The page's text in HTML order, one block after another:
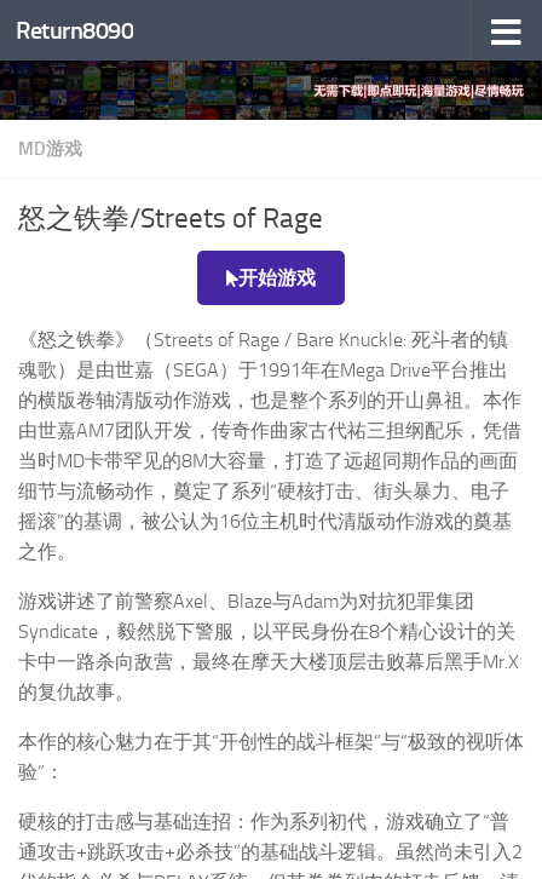
跳至内容
Return8090
MD游戏
怒之铁拳/Streets of Rage
开始游戏
《怒之铁拳》（Streets of Rage / Bare Knuckle: 死斗者的镇
魂歌）是由世嘉（SEGA）于1991年在Mega Drive平台推出
的横版卷轴清版动作游戏，也是整个系列的开山鼻祖。本作
由世嘉AM7团队开发，传奇作曲家古代祐三担纲配乐，凭借
当时MD卡带罕见的8M大容量，打造了远超同期作品的画面
细节与流畅动作，奠定了系列“硬核打击、街头暴力、电子
摇滚”的基调，被公认为16位主机时代清版动作游戏的奠基
之作。
游戏讲述了前警察Axel、Blaze与Adam为对抗犯罪集团
Syndicate，毅然脱下警服，以平民身份在8个精心设计的关
卡中一路杀向敌营，最终在摩天大楼顶层击败幕后黑手Mr.X
的复仇故事。
本作的核心魅力在于其“开创性的战斗框架”与“极致的视听体
验”：
硬核的打击感与基础连招：作为系列初代，游戏确立了“普
通攻击+跳跃攻击+必杀技”的基础战斗逻辑。虽然尚未引入2